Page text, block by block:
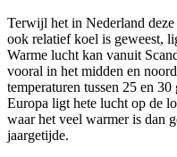
Terwijl het in Nederland
ook relatief koel is geweest,
Warme lucht kan vanuit
vooral in het midden en
temperaturen tussen 25 en
Europa ligt hete lucht op de
waar het veel warmer is dan
jaargetijde.